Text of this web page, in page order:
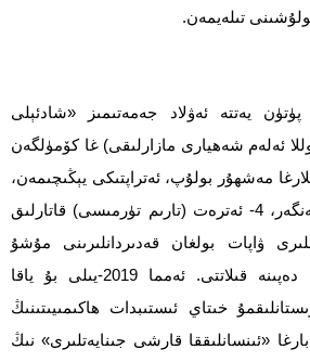
تىلەيمەن.
يەتتە ئەۋلاد جەمەتىمىز «شادئېلى
ئەلەم شەھيارى مازارلىقى) غا كۆمۈلگەن
مەشھۇر بولۇپ، ئەتراپتىكى يېڭىچىمەن،
تاللىقبۇلۇڭ، سىرماق، لەنگەر، 4- ئەترەت (تارىم تۈرمىسى) قاتارلىق
ۋاپات بولغان قەدىردانلىرىنى مۇشۇ
مازارلىققا ئېلىپ كېلىپ دەپىنە قىلاتتى. ئەمما 2019-يىلى بۇ ياقا
خىتاي ئىستىبدات ھاكىمىيىتىنىڭ
بارغا «ئىنسانلىققا قارشى جىنايەتلىرى» نىڭ